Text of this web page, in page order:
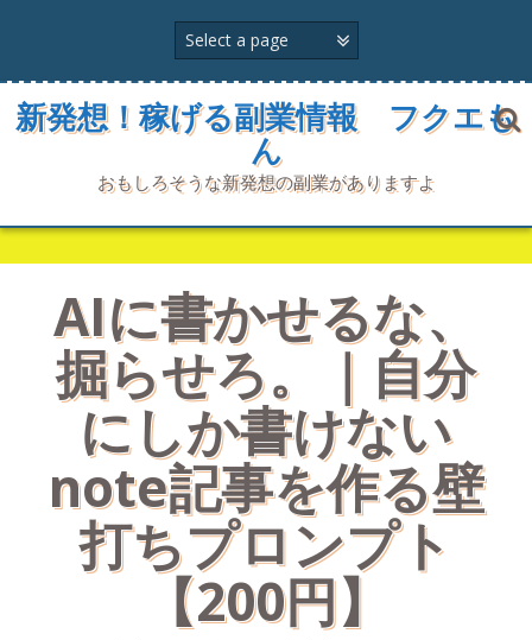
ン
プ
新発想！稼げる副業情報 フクエも
ん
おもしろそうな新発想の副業がありますよ
AIに書かせるな、
掘らせろ。｜自分
にしか書けない
note記事を作る壁
打ちプロンプト
【200円】